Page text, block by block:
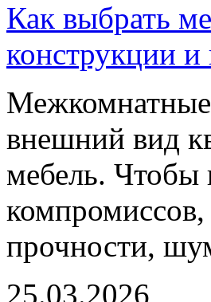
Как выбрать
конструкции и
внешний вид
мебель. Чтобы
компромиссов,
прочности,
25.03.2026